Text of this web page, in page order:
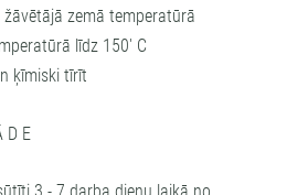
zemā temperatūrā
līdz 150' C
ķīmiski tīrīt
D E